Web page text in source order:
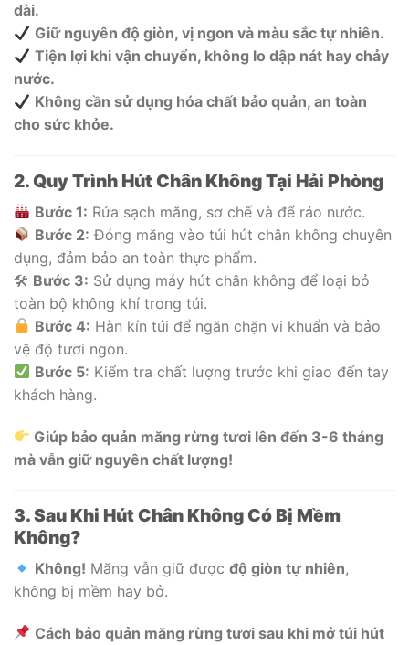
dài.
Giữ nguyên độ giòn, vị ngon và màu sắc tự nhiên.
Tiện lợi khi vận chuyển, không lo dập nát hay chảy
nước.
Không cần sử dụng hóa chất bảo quản, an toàn
cho sức khỏe.
2. Quy Trình Hút Chân Không Tại Hải Phòng
Bước 1: Rửa sạch măng, sơ chế và để ráo nước.
Bước 2: Đóng măng vào túi hút chân không chuyên
dụng, đảm bảo an toàn thực phẩm.
🛠 Bước 3: Sử dụng máy hút chân không để loại bỏ
toàn bộ không khí trong túi.
Bước 4: Hàn kín túi để ngăn chặn vi khuẩn và bảo
vệ độ tươi ngon.
Bước 5: Kiểm tra chất lượng trước khi giao đến tay
khách hàng.
Giúp bảo quản măng rừng tươi lên đến 3-6 tháng
mà vẫn giữ nguyên chất lượng!
3. Sau Khi Hút Chân Không Có Bị Mềm
Không?
Không! Măng vẫn giữ đượcđộ giòn tự nhiên,
không bị mềm hay bở.
Cách bảo quản măng rừng tươi sau khi mở túi hút